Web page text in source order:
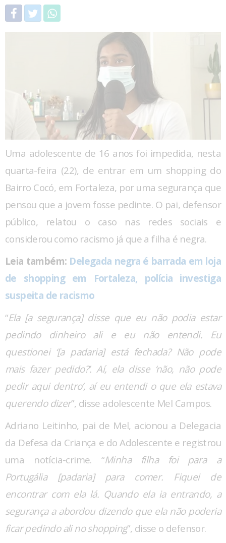
Uma adolescente de 16 anos foi impedida, nesta
quarta-feira (22), de entrar em um shopping do
Bairro Cocó, em Fortaleza, por uma segurança que
pensou que a jovem fosse pedinte. O pai, defensor
público, relatou o caso nas redes sociais e
considerou como racismo já que a filha é negra.
Leia também: Delegada negra é barrada em loja
de shopping em Fortaleza, polícia investiga
suspeita de racismo
“Ela [a segurança] disse que eu não podia estar
pedindo dinheiro ali e eu não entendi. Eu
questionei ‘[a padaria] está fechada? Não pode
mais fazer pedido?’. Aí, ela disse ‘não, não pode
pedir aqui dentro’, aí eu entendi o que ela estava
querendo dizer”, disse adolescente Mel Campos.
Adriano Leitinho, pai de Mel, acionou a Delegacia
da Defesa da Criança e do Adolescente e registrou
uma notícia-crime. “Minha filha foi para a
Portugália [padaria] para comer. Fiquei de
encontrar com ela lá. Quando ela ia entrando, a
segurança a abordou dizendo que ela não poderia
ficar pedindo ali no shopping”, disse o defensor.